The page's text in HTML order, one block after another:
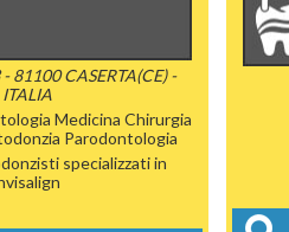
81100 CASERTA(CE) -
ITALIA
Medicina Chirurgia
Parodontologia
specializzati in